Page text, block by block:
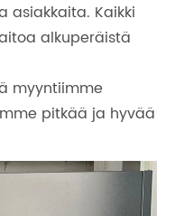
asiakkaita. Kaikki
alkuperäistä
myyntiimme
pitkää ja hyvää